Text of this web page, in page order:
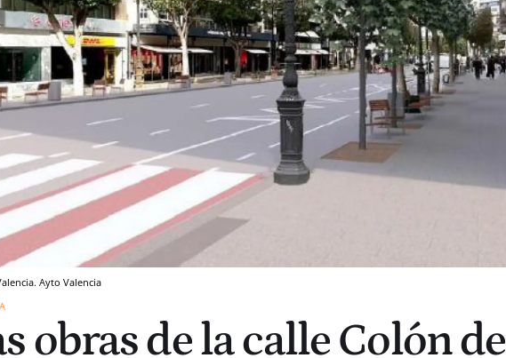
Ayto Valencia
obras de la calle Colón de